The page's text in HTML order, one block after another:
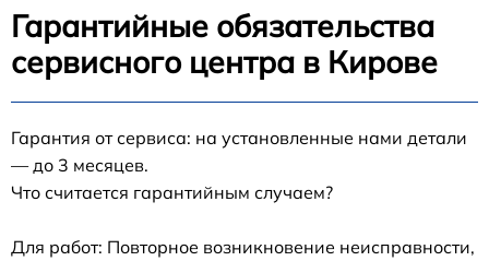
Гарантийные обязательства
сервисного центра в Кирове
Гарантия от сервиса: на установленные нами детали
— до 3 месяцев.
Что считается гарантийным случаем?
Для работ: Повторное возникновение неисправности,